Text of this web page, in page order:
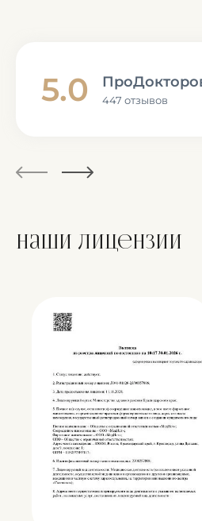
5.0 447 отзывов
Наши лицензии